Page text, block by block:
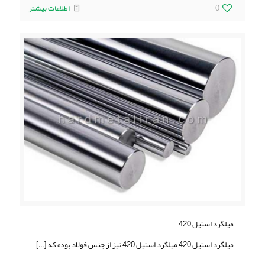
0
اطلاعات بیشتر
ميلگرد استيل 420
ميلگرد استيل 420 ميلگرد استيل 420 نیز از جنس فولاد بوده که
[…]